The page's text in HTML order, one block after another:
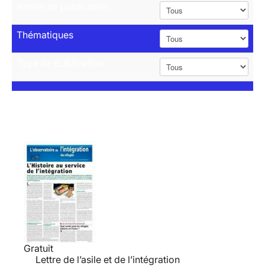
Thématiques
Gratuit
Lettre de l’asile et de l’intégration